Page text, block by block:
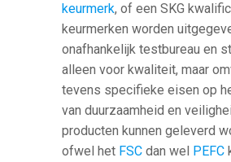
keurmerk, of een SKG
keurmerken worden
onafhankelijk testbureau en
alleen voor kwaliteit, maar
tevens specifieke eisen op
van duurzaamheid en
producten kunnen geleverd
ofwel het FSC dan wel PEFC